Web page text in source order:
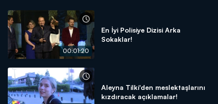
00:01:20
En İyi Polisiye Dizisi Arka
Sokaklar!
Aleyna Tilki'den meslektaşlarını
kızdıracak açıklamalar!